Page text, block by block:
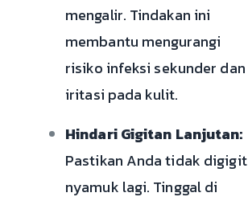
mengalir. Tindakan ini
membantu mengurangi
risiko infeksi sekunder dan
iritasi pada kulit.
Hindari Gigitan Lanjutan:
Pastikan Anda tidak digigit
nyamuk lagi. Tinggal di